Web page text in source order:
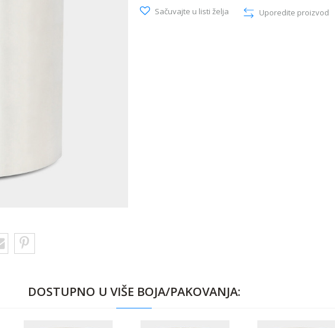
Sačuvajte u listi želja Uporedite proizvod
DOSTUPNO U VIŠE BOJA/PAKOVANJA: